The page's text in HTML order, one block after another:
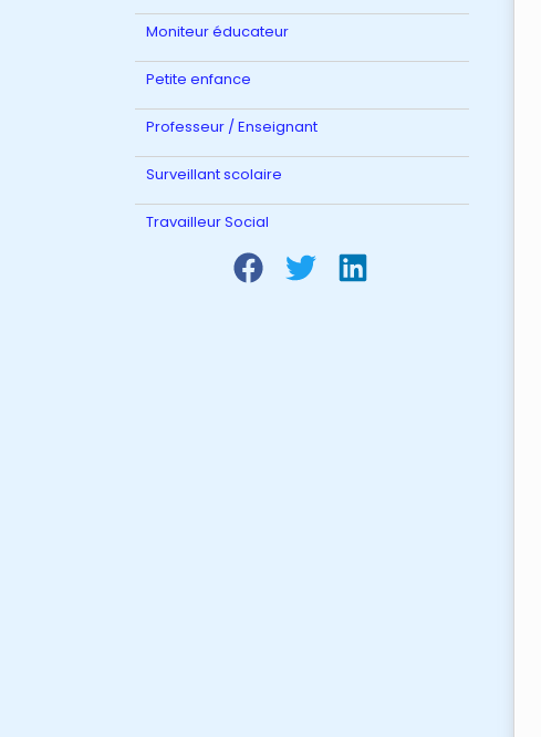
Moniteur éducateur
Petite enfance
Professeur / Enseignant
Surveillant scolaire
Travailleur Social